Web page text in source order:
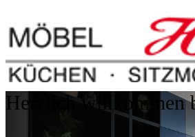
Herzlich willkommen